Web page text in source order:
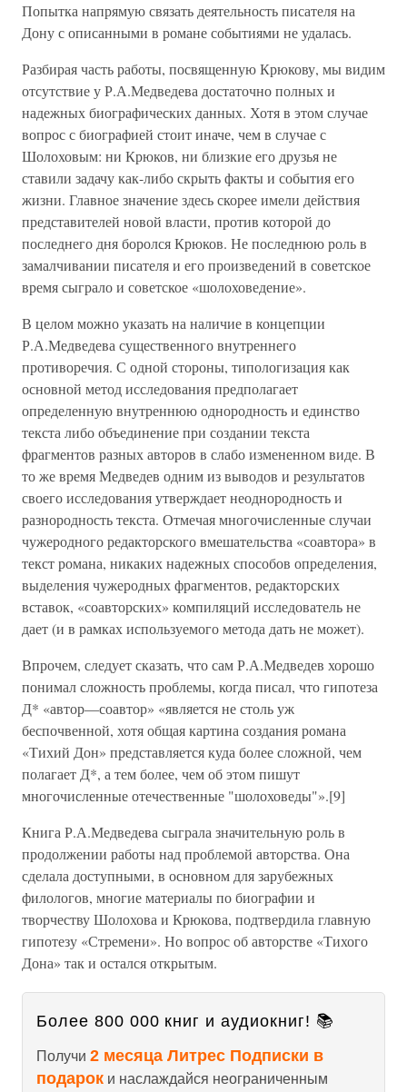
Попытка напрямую связать деятельность писателя на
Дону с описанными в романе событиями не удалась.
Разбирая часть работы, посвященную Крюкову, мы видим
отсутствие у Р.А.Медведева достаточно полных и
надежных биографических данных. Хотя в этом случае
вопрос с биографией стоит иначе, чем в случае с
Шолоховым: ни Крюков, ни близкие его друзья не
ставили задачу как-либо скрыть факты и события его
жизни. Главное значение здесь скорее имели действия
представителей новой власти, против которой до
последнего дня боролся Крюков. Не последнюю роль в
замалчивании писателя и его произведений в советское
время сыграло и советское «шолоховедение».
В целом можно указать на наличие в концепции
Р.А.Медведева существенного внутреннего
противоречия. С одной стороны, типологизация как
основной метод исследования предполагает
определенную внутреннюю однородность и единство
текста либо объединение при создании текста
фрагментов разных авторов в слабо измененном виде. В
то же время Медведев одним из выводов и результатов
своего исследования утверждает неоднородность и
разнородность текста. Отмечая многочисленные случаи
чужеродного редакторского вмешательства «соавтора» в
текст романа, никаких надежных способов определения,
выделения чужеродных фрагментов, редакторских
вставок, «соавторских» компиляций исследователь не
дает (и в рамках используемого метода дать не может).
Впрочем, следует сказать, что сам Р.А.Медведев хорошо
понимал сложность проблемы, когда писал, что гипотеза
Д* «автор—соавтор» «является не столь уж
беспочвенной, хотя общая картина создания романа
«Тихий Дон» представляется куда более сложной, чем
полагает Д*, а тем более, чем об этом пишут
многочисленные отечественные "шолоховеды"».[9]
Книга Р.А.Медведева сыграла значительную роль в
продолжении работы над проблемой авторства. Она
сделала доступными, в основном для зарубежных
филологов, многие материалы по биографии и
творчеству Шолохова и Крюкова, подтвердила главную
гипотезу «Стремени». Но вопрос об авторстве «Тихого
Дона» так и остался открытым.
Более 800 000 книг и аудиокниг! 📚
Получи 2 месяца Литрес Подписки в
подарок и наслаждайся неограниченным